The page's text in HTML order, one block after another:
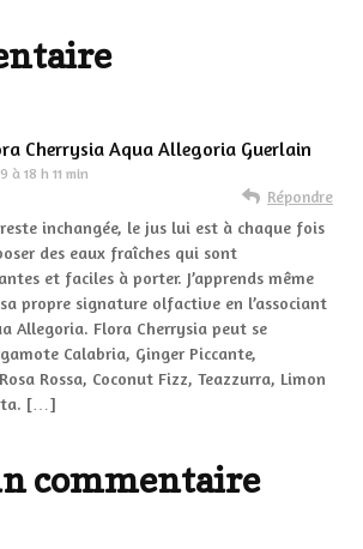
Cherrysia Aqua Allegoria Guerlain
à 18 h 11 min
Répondre
inchangée, le jus lui est à chaque fois
des eaux fraîches qui sont
et faciles à porter. J’apprends même
propre signature olfactive en l’associant
Allegoria. Flora Cherrysia peut se
Calabria, Ginger Piccante,
Rossa, Coconut Fizz, Teazzurra, Limon
[…]
commentaire